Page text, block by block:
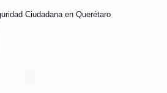
Ciudadana en Querétaro